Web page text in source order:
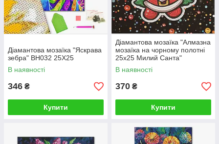
Діамантова мозаїка "Яскрава
зебра" BH032 25X25
В наявності
346 ₴
Купити
Діамантова мозаїка "Алмазна
мозаїка на чорному полотні
25х25 Милий Санта"
DBS52209 25X25
В наявності
370 ₴
Купити